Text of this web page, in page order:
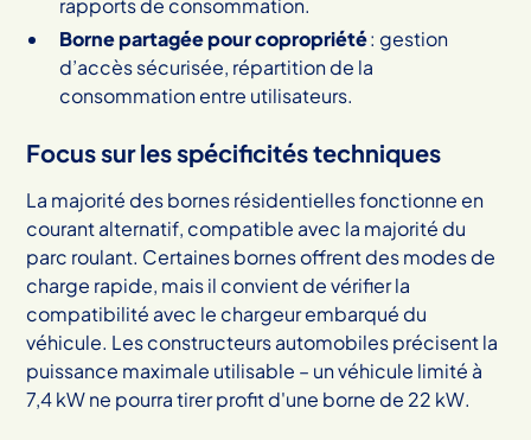
rapports de consommation.
Borne partagée pour copropriété: gestion
d’accès sécurisée, répartition de la
consommation entre utilisateurs.
Focus sur les spécificités techniques
La majorité des bornes résidentielles fonctionne en
courant alternatif, compatible avec la majorité du
parc roulant. Certaines bornes offrent des modes de
charge rapide, mais il convient de vérifier la
compatibilité avec le chargeur embarqué du
véhicule. Les constructeurs automobiles précisent la
puissance maximale utilisable – un véhicule limité à
7,4 kW ne pourra tirer profit d'une borne de 22 kW.